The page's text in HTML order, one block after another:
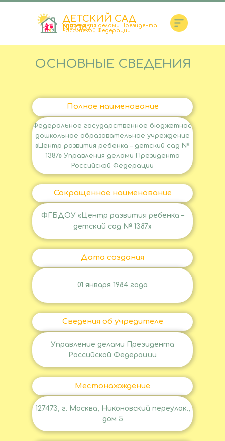
+7(495)681-77-54
FGDOU1387@MAIL.RU
ДЕТСКИЙ САД
№1387
Управления делами Президента
Российской Федерации
ОСНОВНЫЕ СВЕДЕНИЯ
Полное наименование
Федеральное государственное бюджетное
дошкольное образовательное учреждение
«Центр развития ребенка – детский сад №
1387» Управления делами Президента
Российской Федерации
Сокращенное наименование
ФГБДОУ «Центр развития ребенка –
детский сад № 1387»
Дата создания
01 января 1984 года
Сведения об учредителе
Управление делами Президента
Российской Федерации
Местонахождение
127473, г. Москва, Никоновский переулок.,
дом 5